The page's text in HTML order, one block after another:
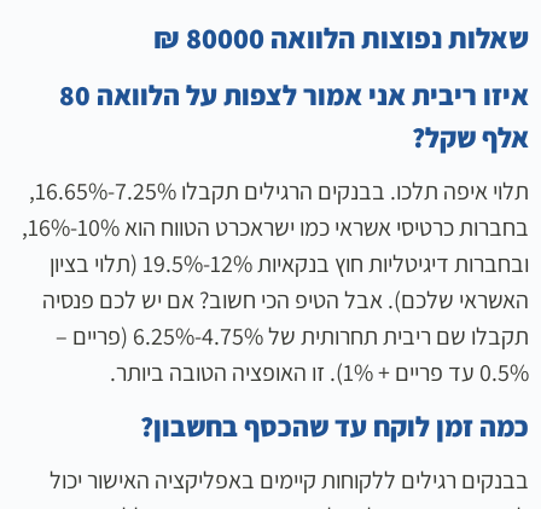
שאלות נפוצות הלוואה 80000 ₪
איזו ריבית אני אמור לצפות על הלוואה 80
אלף שקל?
תלוי איפה תלכו. בבנקים הרגילים תקבלו 7.25%-16.65%,
בחברות כרטיסי אשראי כמו ישראכרט הטווח הוא 10%-16%,
ובחברות דיגיטליות חוץ בנקאיות 12%-19.5% (תלוי בציון
האשראי שלכם). אבל הטיפ הכי חשוב? אם יש לכם פנסיה
תקבלו שם ריבית תחרותית של 4.75%-6.25% (פריים –
0.5% עד פריים + 1%). זו האופציה הטובה ביותר.
כמה זמן לוקח עד שהכסף בחשבון?
בבנקים רגילים ללקוחות קיימים באפליקציה האישור יכול